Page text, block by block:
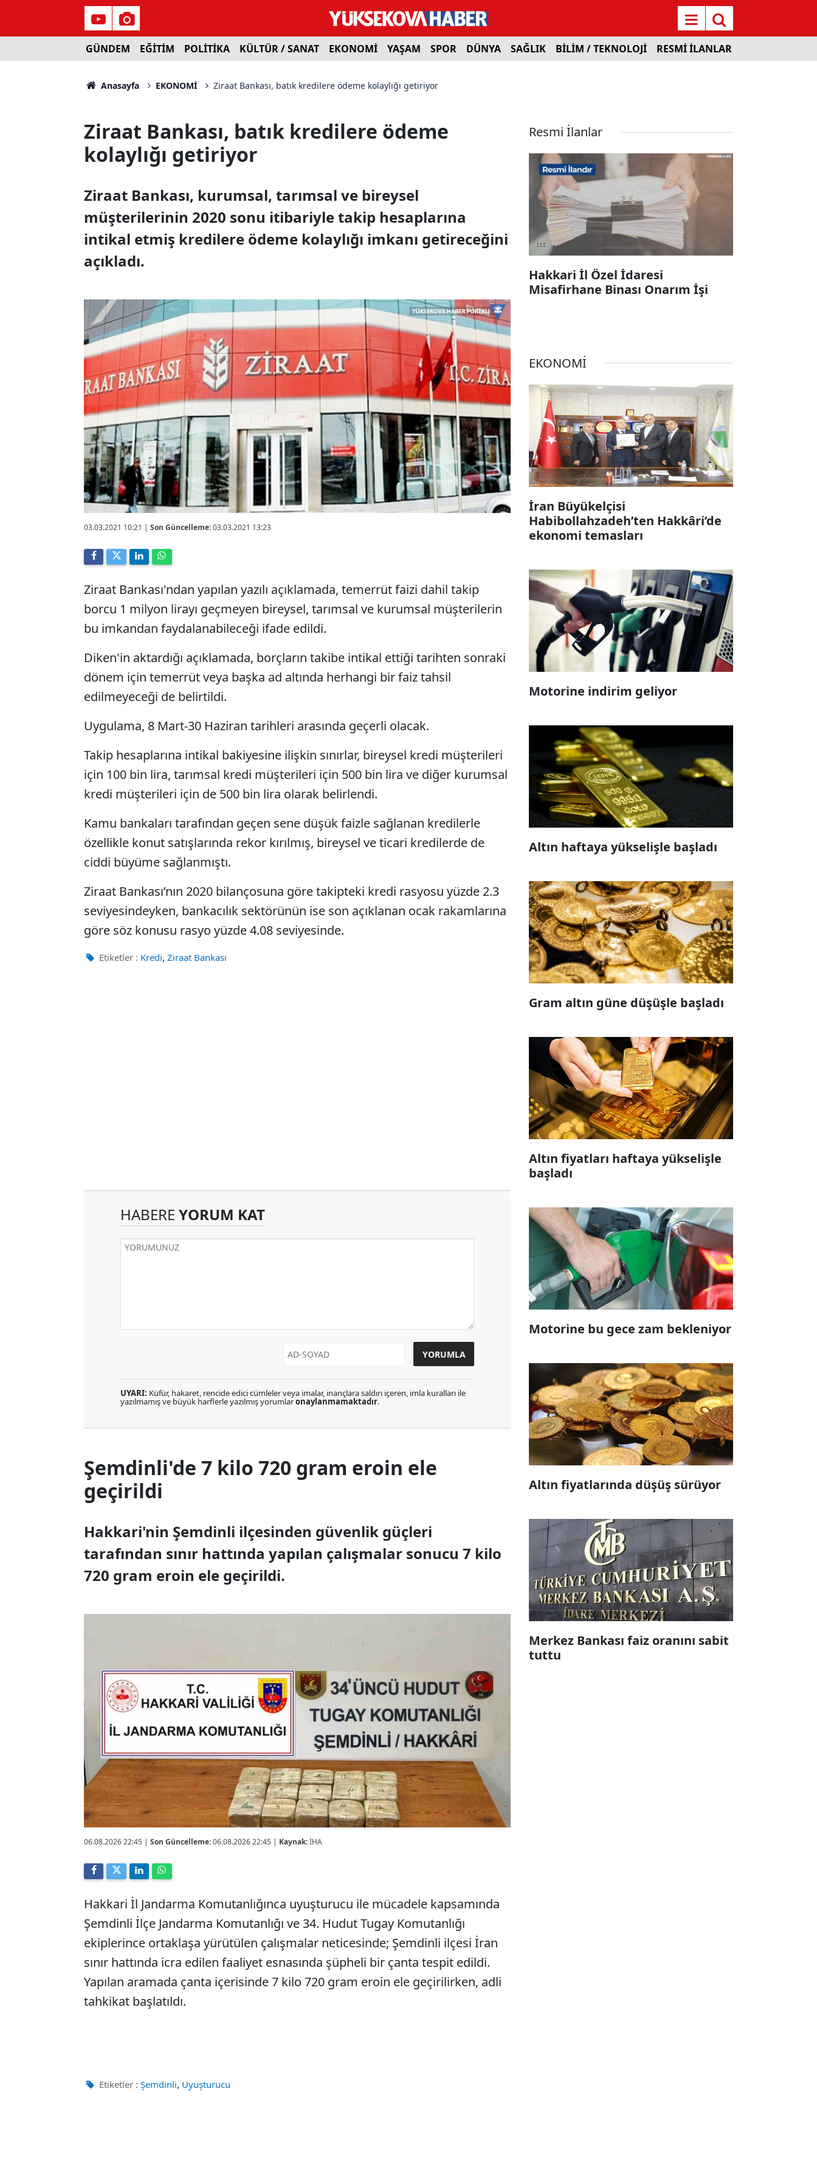
GÜNDEM EĞİTİM POLİTİKA KÜLTÜR / SANAT EKONOMİ YAŞAM SPOR DÜNYA SAĞLIK BİLİM / TEKNOLOJİ RESMİ İLANLAR
Anasayfa EKONOMİ Ziraat Bankası, batık kredilere ödeme kolaylığı getiriyor
Ziraat Bankası, batık kredilere ödeme
kolaylığı getiriyor
Ziraat Bankası, kurumsal, tarımsal ve bireysel
müşterilerinin 2020 sonu itibariyle takip hesaplarına
intikal etmiş kredilere ödeme kolaylığı imkanı getireceğini
açıkladı.
03.03.2021 10:21 | Son Güncelleme:03.03.2021 13:23
Ziraat Bankası'ndan yapılan yazılı açıklamada, temerrüt faizi dahil takip
borcu 1 milyon lirayı geçmeyen bireysel, tarımsal ve kurumsal müşterilerin
bu imkandan faydalanabileceği ifade edildi.
Diken'in aktardığı açıklamada, borçların takibe intikal ettiği tarihten sonraki
dönem için temerrüt veya başka ad altında herhangi bir faiz tahsil
edilmeyeceği de belirtildi.
Uygulama, 8 Mart-30 Haziran tarihleri arasında geçerli olacak.
Takip hesaplarına intikal bakiyesine ilişkin sınırlar, bireysel kredi müşterileri
için 100 bin lira, tarımsal kredi müşterileri için 500 bin lira ve diğer kurumsal
kredi müşterileri için de 500 bin lira olarak belirlendi.
Kamu bankaları tarafından geçen sene düşük faizle sağlanan kredilerle
özellikle konut satışlarında rekor kırılmış, bireysel ve ticari kredilerde de
ciddi büyüme sağlanmıştı.
Ziraat Bankası’nın 2020 bilançosuna göre takipteki kredi rasyosu yüzde 2.3
seviyesindeyken, bankacılık sektörünün ise son açıklanan ocak rakamlarına
göre söz konusu rasyo yüzde 4.08 seviyesinde.
Etiketler : Kredi, Ziraat Bankası
HABERE YORUM KAT
UYARI: Küfür, hakaret, rencide edici cümleler veya imalar, inançlara saldırı içeren, imla kuralları ile
yazılmamış ve büyük harflerle yazılmış yorumlaronaylanmamaktadır.
Şemdinli'de 7 kilo 720 gram eroin ele
geçirildi
Hakkari'nin Şemdinli ilçesinden güvenlik güçleri
tarafından sınır hattında yapılan çalışmalar sonucu 7 kilo
720 gram eroin ele geçirildi.
06.08.2026 22:45 | Son Güncelleme:06.08.2026 22:45 | Kaynak:İHA
Hakkari İl Jandarma Komutanlığınca uyuşturucu ile mücadele kapsamında
Şemdinli İlçe Jandarma Komutanlığı ve 34. Hudut Tugay Komutanlığı
ekiplerince ortaklaşa yürütülen çalışmalar neticesinde; Şemdinli ilçesi İran
sınır hattında icra edilen faaliyet esnasında şüpheli bir çanta tespit edildi.
Yapılan aramada çanta içerisinde 7 kilo 720 gram eroin ele geçirilirken, adli
tahkikat başlatıldı.
Etiketler : Şemdinli, Uyuşturucu
Resmi İlanlar
Hakkari İl Özel İdaresi
Misafirhane Binası Onarım İşi
EKONOMİ
İran Büyükelçisi
Habibollahzadeh’ten Hakkâri’de
ekonomi temasları
Motorine indirim geliyor
Altın haftaya yükselişle başladı
Gram altın güne düşüşle başladı
Altın fiyatları haftaya yükselişle
başladı
Motorine bu gece zam bekleniyor
Altın fiyatlarında düşüş sürüyor
Merkez Bankası faiz oranını sabit
tuttu